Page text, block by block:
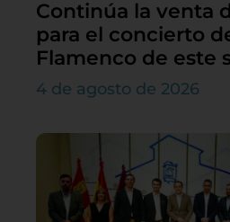
Continúa la venta
para el concierto
Flamenco de este
4 de agosto de 2026